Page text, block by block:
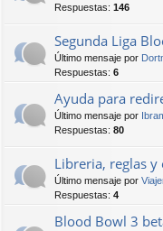
Respuestas: 146
Segunda Liga
Último mensaje por
Respuestas: 6
Ayuda para
Último mensaje por
Respuestas: 80
Libreria, reglas y
Último mensaje por
Respuestas: 4
Blood Bowl 3